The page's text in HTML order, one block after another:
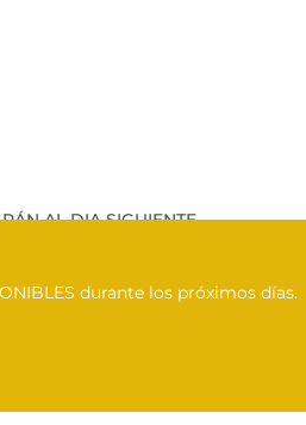
AL DIA SIGUIENTE.
durante los próximos días.